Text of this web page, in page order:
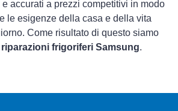
accurati a prezzi competitivi in modo
le esigenze della casa e della vita
Come risultato di questo siamo
riparazioni frigoriferi Samsung.